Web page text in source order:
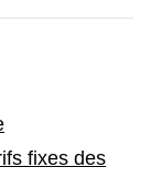
fixes des